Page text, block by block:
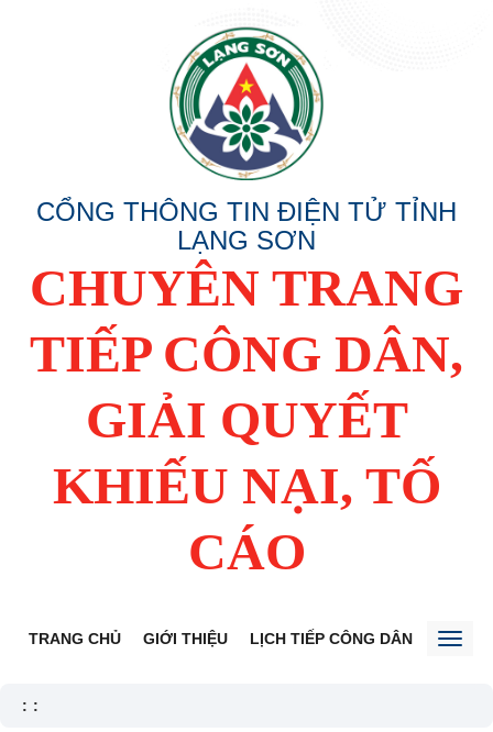
CỔNG THÔNG TIN ĐIỆN TỬ TỈNH
LẠNG SƠN
CHUYÊN TRANG
TIẾP CÔNG DÂN,
GIẢI QUYẾT
KHIẾU NẠI, TỐ
CÁO
TRANG CHỦ GIỚI THIỆU LỊCH TIẾP CÔNG DÂN TIN
: :